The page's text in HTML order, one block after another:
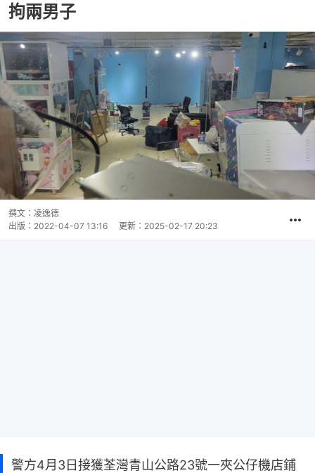
拘兩男子
撰文： 凌逸德
出版： 2022-04-07 13:16 更新： 2025-02-17 20:23
警方4月3日接獲荃灣青山公路23號一夾公仔機店鋪